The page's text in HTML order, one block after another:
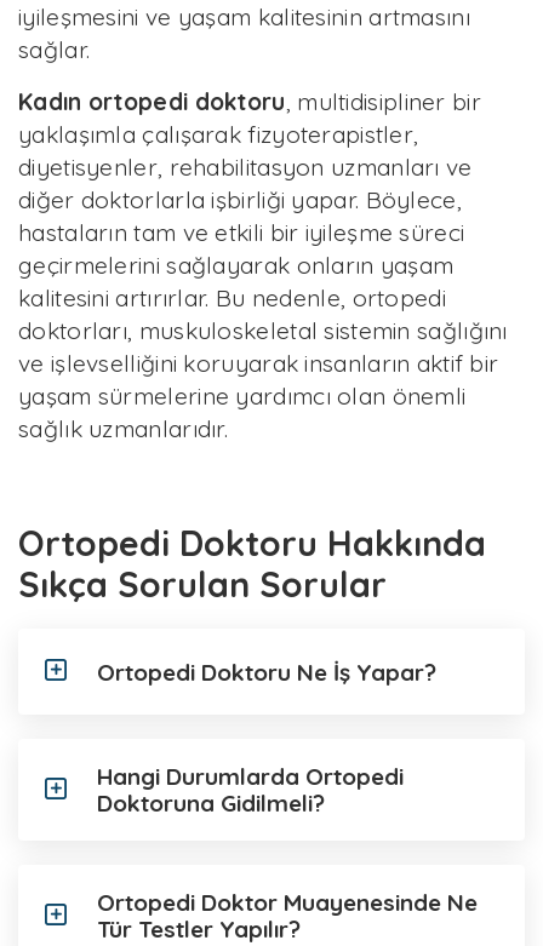
iyileşmesini ve yaşam kalitesinin artmasını
sağlar.
Kadın ortopedi doktoru, multidisipliner bir
yaklaşımla çalışarak fizyoterapistler,
diyetisyenler, rehabilitasyon uzmanları ve
diğer doktorlarla işbirliği yapar. Böylece,
hastaların tam ve etkili bir iyileşme süreci
geçirmelerini sağlayarak onların yaşam
kalitesini artırırlar. Bu nedenle, ortopedi
doktorları, muskuloskeletal sistemin sağlığını
ve işlevselliğini koruyarak insanların aktif bir
yaşam sürmelerine yardımcı olan önemli
sağlık uzmanlarıdır.
Ortopedi Doktoru Hakkında
Sıkça Sorulan Sorular
Ortopedi Doktoru Ne İş Yapar?
Hangi Durumlarda Ortopedi
Doktoruna Gidilmeli?
Ortopedi Doktor Muayenesinde Ne
Tür Testler Yapılır?